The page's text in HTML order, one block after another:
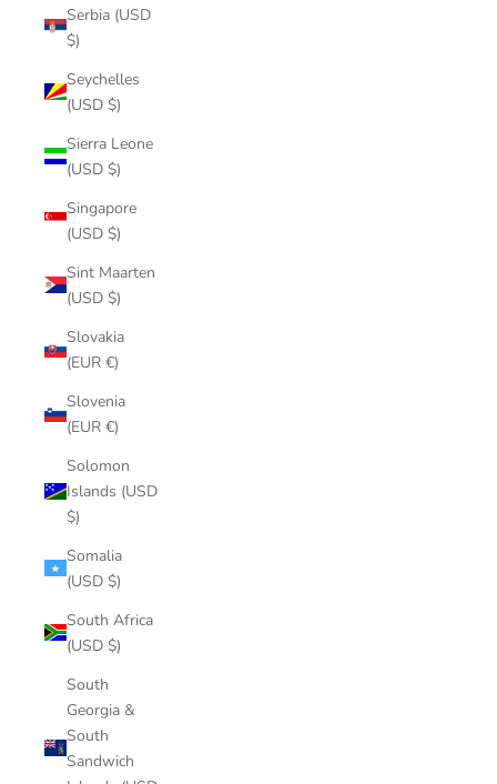
Serbia (USD
$)
Seychelles
(USD $)
Sierra Leone
(USD $)
Singapore
(USD $)
Sint Maarten
(USD $)
Slovakia
(EUR €)
Slovenia
(EUR €)
Solomon
Islands (USD
$)
Somalia
(USD $)
South Africa
(USD $)
South
Georgia &
South
Sandwich